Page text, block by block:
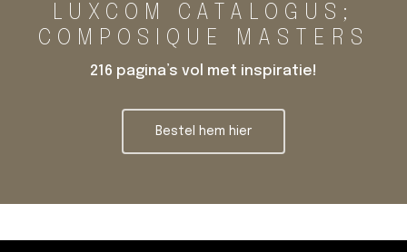
LUXCOM CATALOGUS;
COMPOSIQUE MASTERS
216 pagina’s vol met inspiratie!
Bestel hem hier